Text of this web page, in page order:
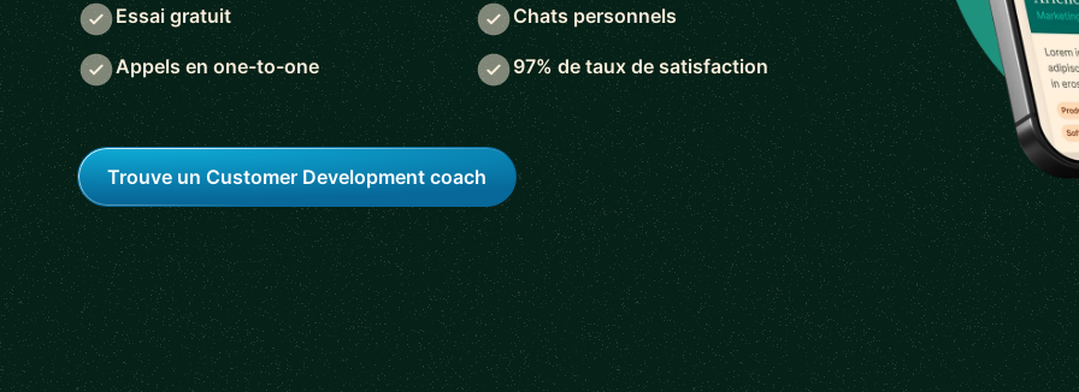
Essai gratuit Chats personnels
Appels en one-to-one 97% de taux de satisfaction
Trouve un Customer Development coach